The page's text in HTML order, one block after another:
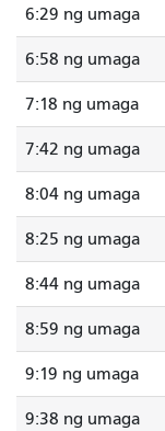
6:29 ng umaga
6:58 ng umaga
7:18 ng umaga
7:42 ng umaga
8:04 ng umaga
8:25 ng umaga
8:44 ng umaga
8:59 ng umaga
9:19 ng umaga
9:38 ng umaga